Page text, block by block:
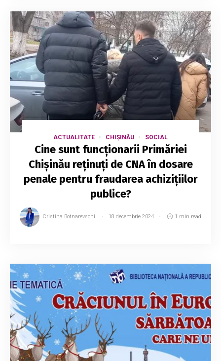
ACTUALITATE CHIȘINĂU SOCIAL
Cine sunt funcționarii Primăriei
Chișinău reținuți de CNA în dosare
penale pentru fraudarea achizițiilor
publice?
Cristina Botnarevschi 18 decembrie 2024 1 min read